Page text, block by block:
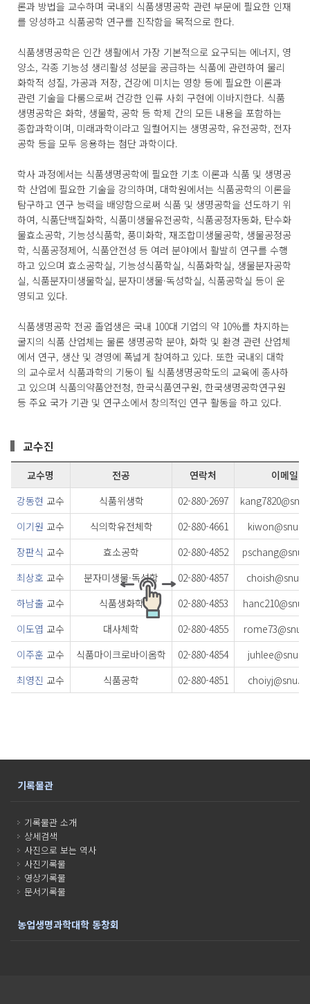
론과 방법을 교수하며 국내외 식품생명공학 관련 부문에 필요한 인재
를 양성하고 식품공학 연구를 진작함을 목적으로 한다.
식품생명공학은 인간 생활에서 가장 기본적으로 요구되는 에너지, 영
양소, 각종 기능성 생리활성 성분을 공급하는 식품에 관련하여 물리
화학적 성질, 가공과 저장, 건강에 미치는 영향 등에 필요한 이론과
관련 기술을 다룸으로써 건강한 인류 사회 구현에 이바지한다. 식품
생명공학은 화학, 생물학, 공학 등 학제 간의 모든 내용을 포함하는
종합과학이며, 미래과학이라고 일컬어지는 생명공학, 유전공학, 전자
공학 등을 모두 응용하는 첨단 과학이다.
학사 과정에서는 식품생명공학에 필요한 기초 이론과 식품 및 생명공
학 산업에 필요한 기술을 강의하며, 대학원에서는 식품공학의 이론을
탐구하고 연구 능력을 배양함으로써 식품 및 생명공학을 선도하기 위
하여, 식품단백질화학, 식품미생물유전공학, 식품공정자동화, 탄수화
물효소공학, 기능성식품학, 풍미화학, 재조합미생물공학, 생물공정공
학, 식품공정제어, 식품안전성 등 여러 분야에서 활발히 연구를 수행
하고 있으며 효소공학실, 기능성식품학실, 식품화학실, 생물분자공학
실, 식품분자미생물학실, 분자미생물·독성학실, 식품공학실 등이 운
영되고 있다.
식품생명공학 전공 졸업생은 국내 100대 기업의 약 10%를 차지하는
굴지의 식품 산업체는 물론 생명공학 분야, 화학 및 환경 관련 산업체
에서 연구, 생산 및 경영에 폭넓게 참여하고 있다. 또한 국내외 대학
의 교수로서 식품과학의 기둥이 될 식품생명공학도의 교육에 종사하
고 있으며 식품의약품안전청, 한국식품연구원, 한국생명공학연구원
등 주요 국가 기관 및 연구소에서 창의적인 연구 활동을 하고 있다.
교수진
교수명 전공 연락처
이메일
강동현 교수 식품위생학 02-880-2697
이기원 교수 식의학유전체학 02-880-4661
장판식 교수 효소공학 02-880-4852
최상호 교수 분자미생물·독성학 02-880-4857
하남출 교수 식품생화학 02-880-4853
이도엽 교수 대사체학 02-880-4855
이주훈 교수 식품마이크로바이옴학 02-880-4854
최영진 교수 식품공학 02-880-4851
기록물관
기록물관 소개
상세검색
사진으로 보는 역사
사진기록물
영상기록물
문서기록물
농업생명과학대학 동창회